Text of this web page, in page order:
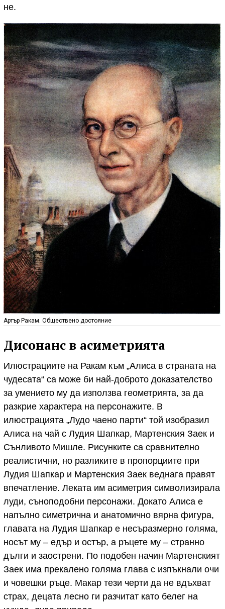
не.
Артър Ракам. Обществено достояние
Дисонанс в асиметрията
Илюстрациите на Ракам към „Алиса в страната на
чудесата“ са може би най-доброто доказателство
за умението му да използва геометрията, за да
разкрие характера на персонажите. В
илюстрацията „Лудо чаено парти“ той изобразил
Алиса на чай с Лудия Шапкар, Мартенския Заек и
Сънливото Мишле. Рисунките са сравнително
реалистични, но разликите в пропорциите при
Лудия Шапкар и Мартенския Заек веднага правят
впечатление. Леката им асиметрия символизирала
луди, съноподобни персонажи. Докато Алиса е
напълно симетрична и анатомично вярна фигура,
главата на Лудия Шапкар е несъразмерно голяма,
носът му – едър и остър, а ръцете му – странно
дълги и заострени. По подобен начин Мартенският
Заек има прекалено голяма глава с изпъкнали очи
и човешки ръце. Макар тези черти да не вдъхват
страх, децата лесно ги разчитат като белег на